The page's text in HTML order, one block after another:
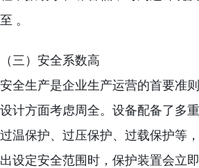
至 。
（三）安全系数高
安全生产是企业生产运营的首要准
设计方面考虑周全。设备配备了多
过温保护、过压保护、过载保护等
出设定安全范围时，保护装置会立